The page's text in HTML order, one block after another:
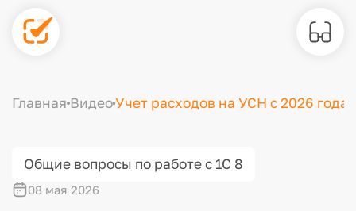
Главная ВидеоУчет расходов на УСН с 2026 года
Общие вопросы по работе с 1С 8
08 мая 2026